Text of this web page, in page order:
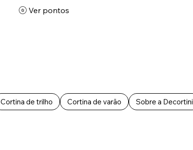
Cortina de trilho Cortina de varão Sobre a Decortini
Ver pontos